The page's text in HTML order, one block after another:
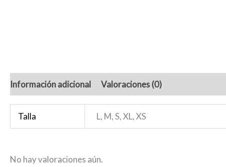
Información adicional Valoraciones (0)
Talla L, M, S, XL, XS
No hay valoraciones aún.